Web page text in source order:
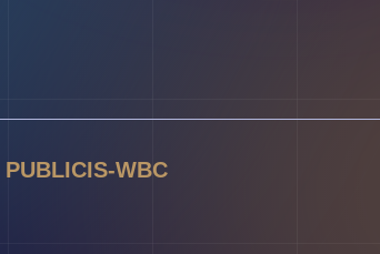
PUBLICIS-WBC